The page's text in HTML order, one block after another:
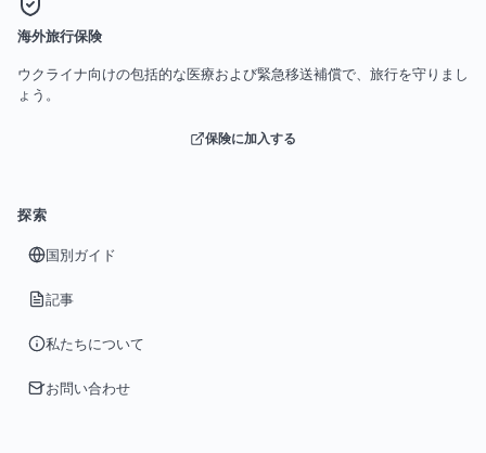
海外旅行保険
ウクライナ向けの包括的な医療および緊急移送補償で、旅行を守りまし
ょう。
保険に加入する
探索
国別ガイド
記事
私たちについて
お問い合わせ